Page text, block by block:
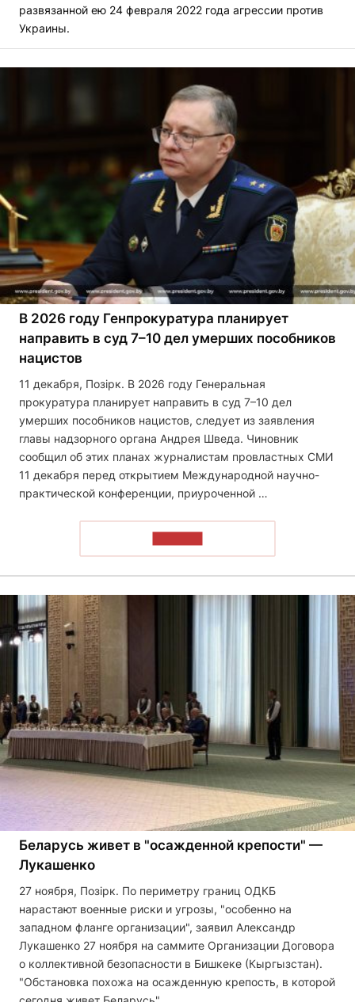
развязанной ею 24 февраля 2022 года агрессии против
Украины.
В 2026 году Генпрокуратура планирует
направить в суд 7–10 дел умерших пособников
нацистов
11 декабря, Позірк. В 2026 году Генеральная
прокуратура планирует направить в суд 7–10 дел
умерших пособников нацистов, следует из заявления
главы надзорного органа Андрея Шведа. Чиновник
сообщил об этих планах журналистам провластных СМИ
11 декабря перед открытием Международной научно-
практической конференции, приуроченной …
Беларусь живет в "осажденной крепости" —
Лукашенко
27 ноября, Позірк. По периметру границ ОДКБ
нарастают военные риски и угрозы, "особенно на
западном фланге организации", заявил Александр
Лукашенко 27 ноября на саммите Организации Договора
о коллективной безопасности в Бишкеке (Кыргызстан).
"Обстановка похожа на осажденную крепость, в которой